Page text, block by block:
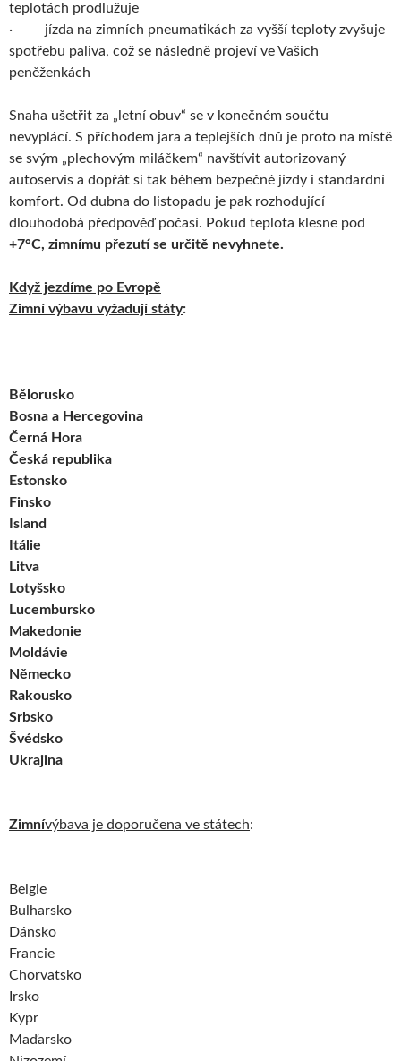
teplotách prodlužuje
· jízda na zimních pneumatikách za vyšší teploty zvyšuje
spotřebu paliva, což se následně projeví ve Vašich
peněženkách
Snaha ušetřit za „letní obuv“ se v konečném součtu
nevyplácí. S příchodem jara a teplejších dnů je proto na místě
se svým „plechovým miláčkem“ navštívit autorizovaný
autoservis a dopřát si tak během bezpečné jízdy i standardní
komfort. Od dubna do listopadu je pak rozhodující
dlouhodobá předpověď počasí. Pokud teplota klesne pod
+7°C, zimnímu přezutí se určitě nevyhnete.
Když jezdíme po Evropě
Zimní výbavu vyžadují státy:
Bělorusko
Bosna a Hercegovina
Černá Hora
Česká republika
Estonsko
Finsko
Island
Itálie
Litva
Lotyšsko
Lucembursko
Makedonie
Moldávie
Německo
Rakousko
Srbsko
Švédsko
Ukrajina
Zimnívýbava je doporučena ve státech:
Belgie
Bulharsko
Dánsko
Francie
Chorvatsko
Irsko
Kypr
Maďarsko